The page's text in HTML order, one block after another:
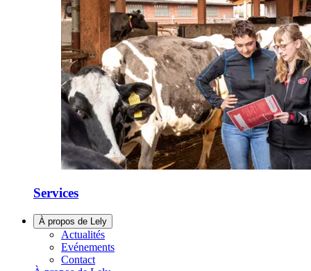
Services
À propos de Lely
Actualités
Evénements
Contact